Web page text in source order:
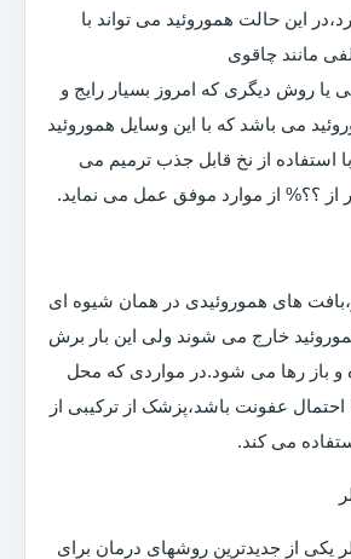
این حالت هموروئید می تواند با
مانند چاقوی
یا روش دیگری که امروز بسیار رایج و
می باشد که با این وسایل هموروئید
استفاده از نخ قابل جذب ترمیم می
از ؟؟% از موارد موفق عمل می نماید.
های هموروئیدی در همان شیوه ای
خارج می شوند ولی این بار برش
رها می شود.در مواردی که محل
عفونت باشد،پزشک از ترکیبی از
می کند.
یکی از جدیدترین روشهای درمان برای